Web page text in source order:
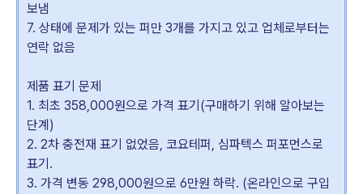
보냄
7. 상태에 문제가 있는 퍼만 3개를 가지고 있고 업체로부터는
연락 없음
제품 표기 문제
1. 최초 358,000원으로 가격 표기(구매하기 위해 알아보는
단계)
2. 2차 충전재 표기 없었음, 코요테퍼, 심파텍스 퍼포먼스로
표기.
3. 가격 변동 298,000원으로 6만원 하락. (온라인으로 구입